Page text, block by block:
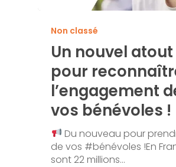
Non classé
Un nouvel atout
pour
l’engagement
vos bénévoles !
Du nouveau pour
de vos #bénévoles !En
sont 22 millions…